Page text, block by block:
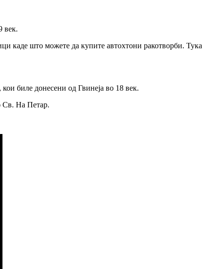
век.
каде што можете да купите автохтони ракотворби. Тука
биле донесени од Гвинеја во 18 век.
Св. На Петар.